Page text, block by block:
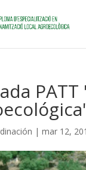
|mar 12,